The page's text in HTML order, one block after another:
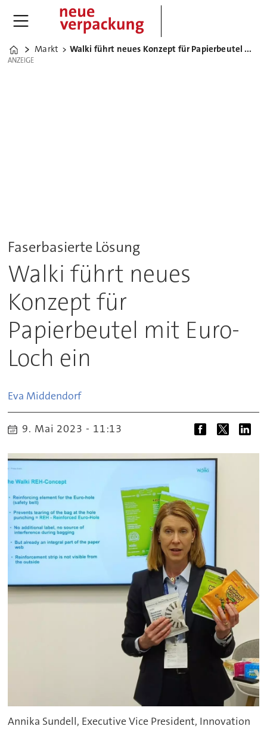
Home
Markt Walki führt neues Konzept für Papierbeutel mit Euro-Loch ein
ANZEIGE
ANZEIGE
Faserbasierte Lösung
Walki führt neues
Konzept für
Papierbeutel mit Euro-
Loch ein
Eva Middendorf
9. Mai 2023 - 11:13
Annika Sundell, Executive Vice President, Innovation